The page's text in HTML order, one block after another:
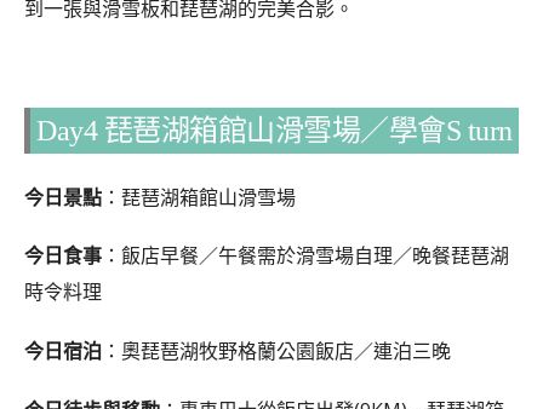
到一張與滑雪板和琵琶湖的完美合影。
Day4 琵琶湖箱館山滑雪場／學會S turn
今日景點 ：琵琶湖箱館山滑雪場
今日食事 ：飯店早餐／午餐需於滑雪場自理／晚餐琵琶湖
時令料理
今日宿泊 ：奧琵琶湖牧野格蘭公園飯店／連泊三晚